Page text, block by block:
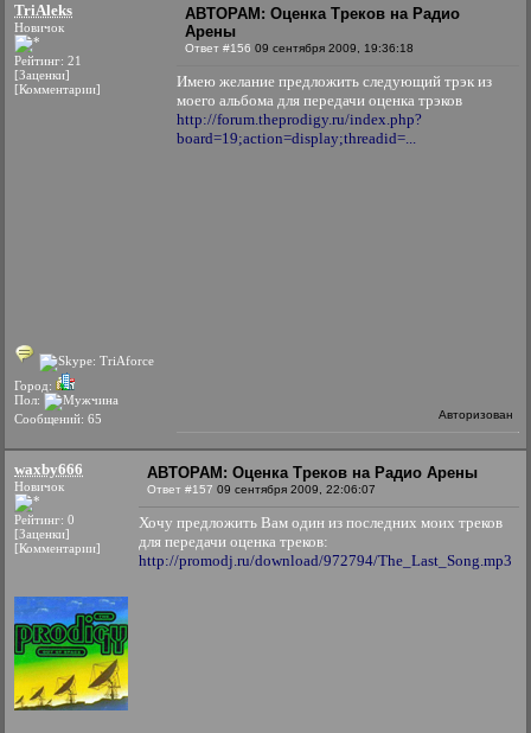
TriAleks
Новичок
Рейтинг: 21
[Заценки]
[Комментарии]
Город:
Пол:
Сообщений: 65
АВТОРАМ: Оценка Треков на Радио
Арены
Ответ #156 09 сентября 2009, 19:36:18
Имею желание предложить следующий трэк из
моего альбома для передачи оценка трэков
http://forum.theprodigy.ru/index.php?
board=19;action=display;threadid=...
Авторизован
waxby666
Новичок
Рейтинг: 0
[Заценки]
[Комментарии]
АВТОРАМ: Оценка Треков на Радио Арены
Ответ #157 09 сентября 2009, 22:06:07
Хочу предложить Вам один из последних моих треков
для передачи оценка треков:
http://promodj.ru/download/972794/The_Last_Song.mp3